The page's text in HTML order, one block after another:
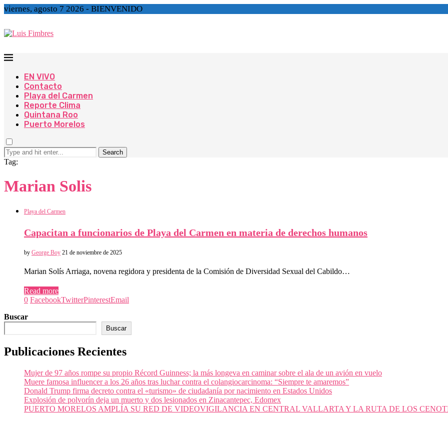
viernes, agosto 7 2026 - BIENVENIDO
EN VIVO
Contacto
Playa del Carmen
Reporte Clima
Quintana Roo
Puerto Morelos
Search
Tag:
Marian Solis
Playa del Carmen
Capacitan a funcionarios de Playa del Carmen en materia de derechos humanos
by George Boy 21 de noviembre de 2025
Marian Solís Arriaga, novena regidora y presidenta de la Comisión de Diversidad Sexual del Cabildo…
Read more
0 FacebookTwitterPinterestEmail
Buscar
Buscar
Publicaciones Recientes
Mujer de 97 años rompe su propio Récord Guinness; la más longeva en caminar sobre el ala de un avión en vuelo
Muere famosa influencer a los 26 años tras luchar contra el colangiocarcinoma: “Siempre te amaremos”
Donald Trump firma decreto contra el «turismo» de ciudadanía por nacimiento en Estados Unidos
Explosión de polvorín deja un muerto y dos lesionados en Zinacantepec, Edomex
PUERTO MORELOS AMPLÍA SU RED DE VIDEOVIGILANCIA EN CENTRAL VALLARTA Y LA RUTA DE LOS